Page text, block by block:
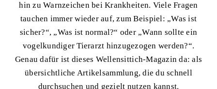
hin zu Warnzeichen bei Krankheiten. Viele Fragen
tauchen immer wieder auf, zum Beispiel: „Was ist
sicher?“, „Was ist normal?“ oder „Wann sollte ein
vogelkundiger Tierarzt hinzugezogen werden?“.
Genau dafür ist dieses Wellensittich-Magazin da: als
übersichtliche Artikelsammlung, die du schnell
durchsuchen und gezielt nutzen kannst.